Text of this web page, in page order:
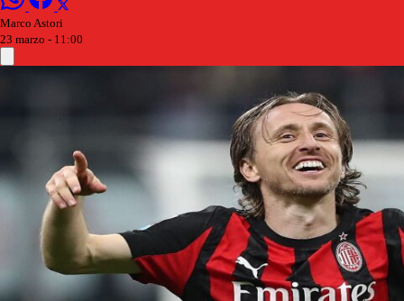
Marco Astori
23 marzo - 11:00